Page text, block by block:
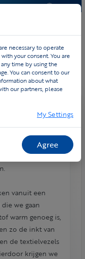
& HELP OFFERTE
vanuit een
we gaan
warm genoeg is,
zo de inkt van
de textielvezels
krijgen we
necessary to operate
your consent. You are
time by using the
You can consent to our
about what
our partners, please
My Settings
Agree